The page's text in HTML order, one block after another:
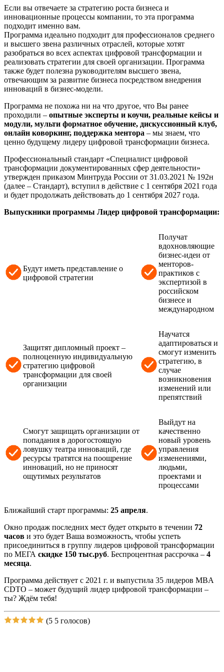
Если вы отвечаете за стратегию роста бизнеса и
инновационные процессы компании, то эта программа
подходит именно вам.
Программа идеально подходит для профессионалов среднего
и высшего звена различных отраслей, которые хотят
разобраться во всех аспектах цифровой трансформации и
реализовать стратегии для своей организации. Программа
также будет полезна руководителям высшего звена,
отвечающим за развитие бизнеса посредством внедрения
инноваций в бизнес-модели.
Программа не похожа ни на что другое, что Вы ранее
проходили – опытные эксперты и коучи, реальные кейсы и
модули, мульти форматное обучение, дискуссионный клуб,
онлайн коворкинг, поддержка ментора – мы знаем, что
ценно будущему лидеру цифровой трансформации бизнеса.
Профессиональный стандарт «Специалист цифровой
трансформации документированных сфер деятельности»
утвержден приказом Минтруда России от 31.03.2021 № 192н
(далее – Стандарт), вступил в действие с 1 сентября 2021 года
и будет продолжать действовать до 1 сентября 2027 года.
Выпускники программы Лидер цифровой трансформации:
Будут иметь представление о
цифровой стратегии
Получат
вдохновляющие
бизнес-идеи от
менторов-
практиков с
экспертизой в
российском
бизнесе и
международном
Защитят дипломный проект –
полноценную индивидуальную
стратегию цифровой
трансформации для своей
организации
Научатся
адаптироваться и
смогут изменить
стратегию, в
случае
возникновения
изменений или
препятствий
Смогут защищать организации от
попадания в дорогостоящую
ловушку театра инноваций, где
ресурсы тратятся на поощрение
инноваций, но не приносят
ощутимых результатов
Выйдут на
качественно
новый уровень
управления
изменениями,
людьми,
проектами и
процессами
Ближайший старт программы: 25 апреля.
Окно продаж последних мест будет открыто в течении 72
часов и это будет Ваша возможность, чтобы успеть
присоединиться в группу лидеров цифровой трансформации
по МЕГА скидке 150 тыс.руб. Беспроцентная рассрочка – 4
месяца.
Программа действует с 2021 г. и выпустила 35 лидеров MBA
CDTO – может будущий лидер цифровой трансформации –
ты? Ждём тебя!
(5 5 голосов)